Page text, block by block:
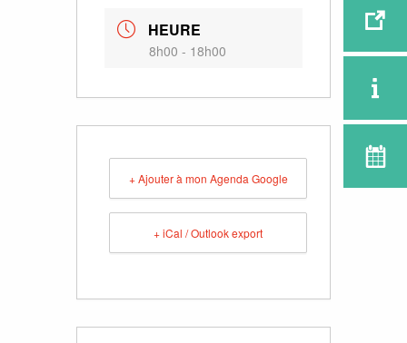
HEURE
8h00 - 18h00
+ Ajouter à mon Agenda Google
+ iCal / Outlook export